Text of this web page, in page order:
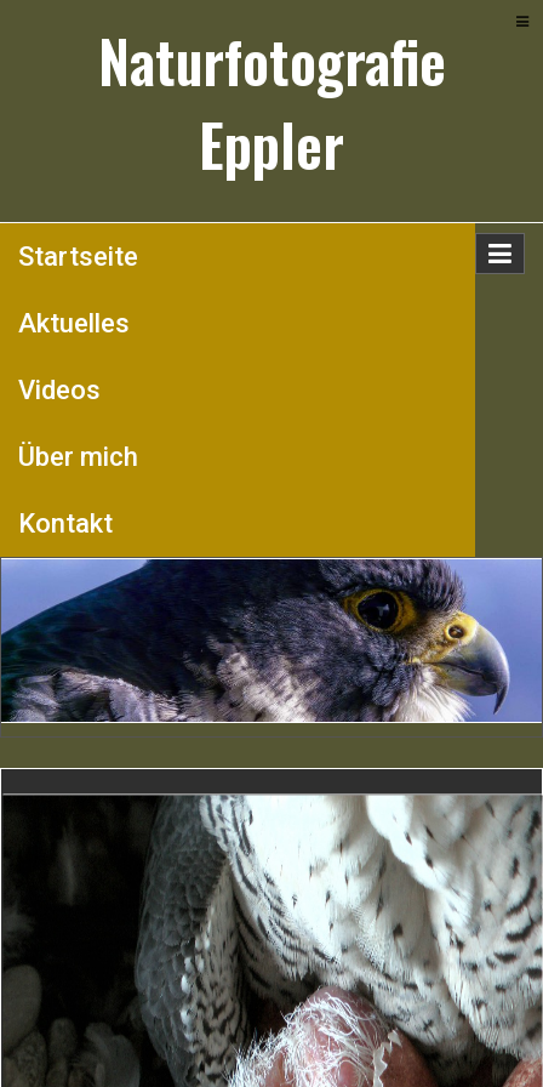
Naturfotografie
Eppler
Startseite
Aktuelles
Videos
Über mich
Kontakt
Terzel beim Schlupf
Männchen hat den Schlupf
übernommen(erstmalig!)